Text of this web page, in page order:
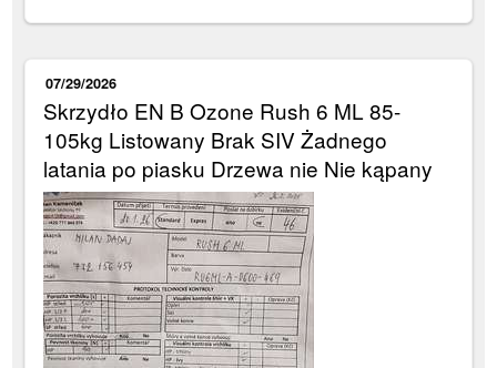
07/29/2026
Skrzydło EN B Ozone Rush 6 ML 85-
105kg Listowany Brak SIV Żadnego
latania po piasku Drzewa nie Nie kąpany